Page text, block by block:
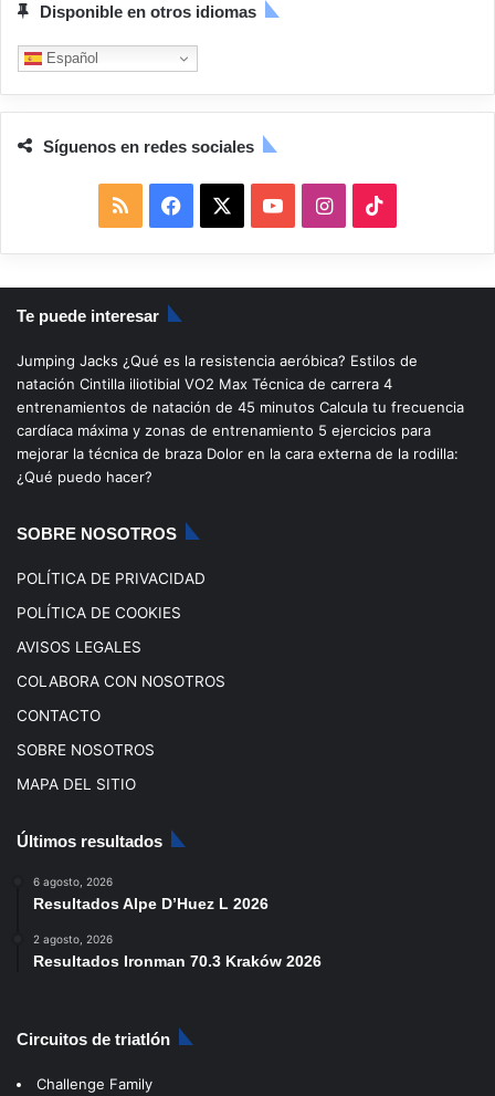
Disponible en otros idiomas
Español
Síguenos en redes sociales
S
S
a
c
b
o
o
u
u
b
I
n
s
a
g
i
k
o
k
Te puede interesar
Jumping Jacks ¿Qué es la resistencia aeróbica? Estilos de
natación Cintilla iliotibial VO2 Max Técnica de carrera 4
entrenamientos de natación de 45 minutos Calcula tu frecuencia
cardíaca máxima y zonas de entrenamiento 5 ejercicios para
mejorar la técnica de braza Dolor en la cara externa de la rodilla:
¿Qué puedo hacer?
SOBRE NOSOTROS
POLÍTICA DE PRIVACIDAD
POLÍTICA DE COOKIES
AVISOS LEGALES
COLABORA CON NOSOTROS
CONTACTO
SOBRE NOSOTROS
MAPA DEL SITIO
Últimos resultados
6 agosto, 2026
Resultados Alpe D’Huez L 2026
2 agosto, 2026
Resultados Ironman 70.3 Kraków 2026
Circuitos de triatlón
Challenge Family